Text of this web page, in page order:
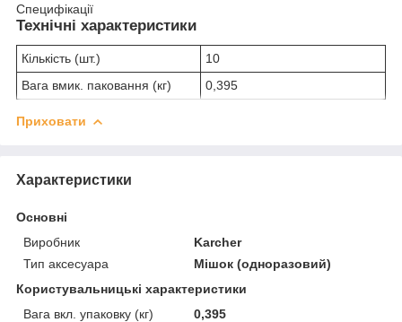
Специфікації
Технічні характеристики
Кількість (шт.)
10
Вага вмик. паковання (кг)
0,395
Приховати
Характеристики
Основні
Виробник
Karcher
Тип аксесуара
Мішок (одноразовий)
Користувальницькі характеристики
Вага вкл. упаковку (кг)
0,395